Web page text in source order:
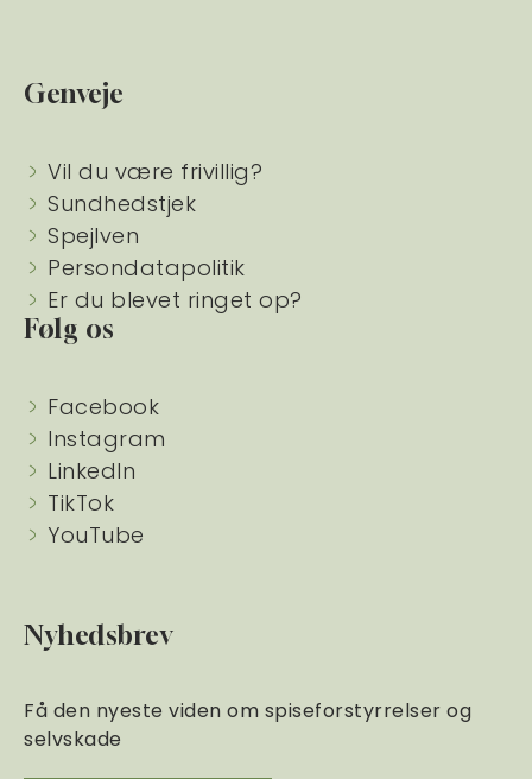
Genveje
Vil du være frivillig?
Sundhedstjek
Spejlven
Persondatapolitik
Er du blevet ringet op?
Følg os
Facebook
Instagram
LinkedIn
TikTok
YouTube
Nyhedsbrev
Få den nyeste viden om spiseforstyrrelser og
selvskade